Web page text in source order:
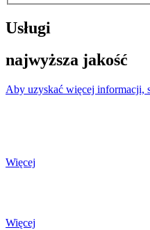
Usługi
najwyższa jakość
Aby uzyskać więcej informacji,
Więcej
Więcej